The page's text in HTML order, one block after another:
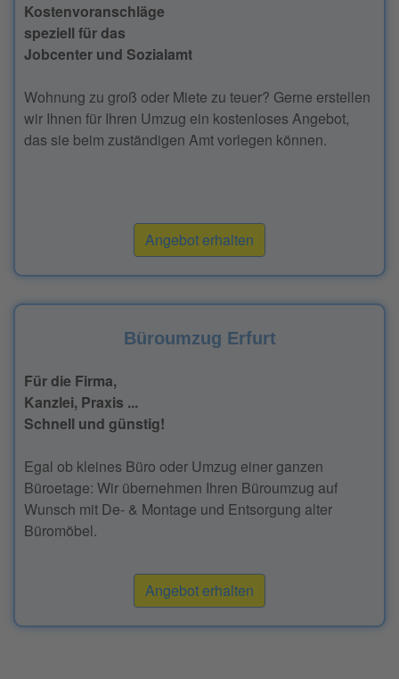
Kostenvoranschläge
speziell für das
Jobcenter und Sozialamt
Wohnung zu groß oder Miete zu teuer? Gerne erstellen
wir Ihnen für Ihren Umzug ein kostenloses Angebot,
das sie beim zuständigen Amt vorlegen können.
Angebot erhalten
Büroumzug Erfurt
Für die Firma,
Kanzlei, Praxis ...
Schnell und günstig!
Egal ob kleines Büro oder Umzug einer ganzen
Büroetage: Wir übernehmen Ihren Büroumzug auf
Wunsch mit De- & Montage und Entsorgung alter
Büromöbel.
Angebot erhalten